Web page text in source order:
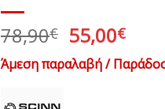
78,90€ Original
price
was:
55,00€Η
τιμή
Άμεση παραλαβή /